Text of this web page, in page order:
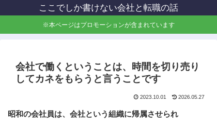
ここでしか書けない会社と転職の話
※本ページはプロモーションが含まれています
会社で働くということは、時間を切り売り
してカネをもらうと言うことです
2023.10.01 2026.05.27
昭和の会社員は、会社という組織に帰属させられ